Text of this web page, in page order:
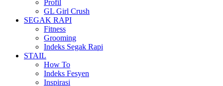
Profil
GL Girl Crush
SEGAK RAPI
Fitness
Grooming
Indeks Segak Rapi
STAIL
How To
Indeks Fesyen
Inspirasi